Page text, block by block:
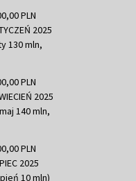
PLN
2025
130 mln,
PLN
2025
140 mln,
PLN
2025
10 mln)